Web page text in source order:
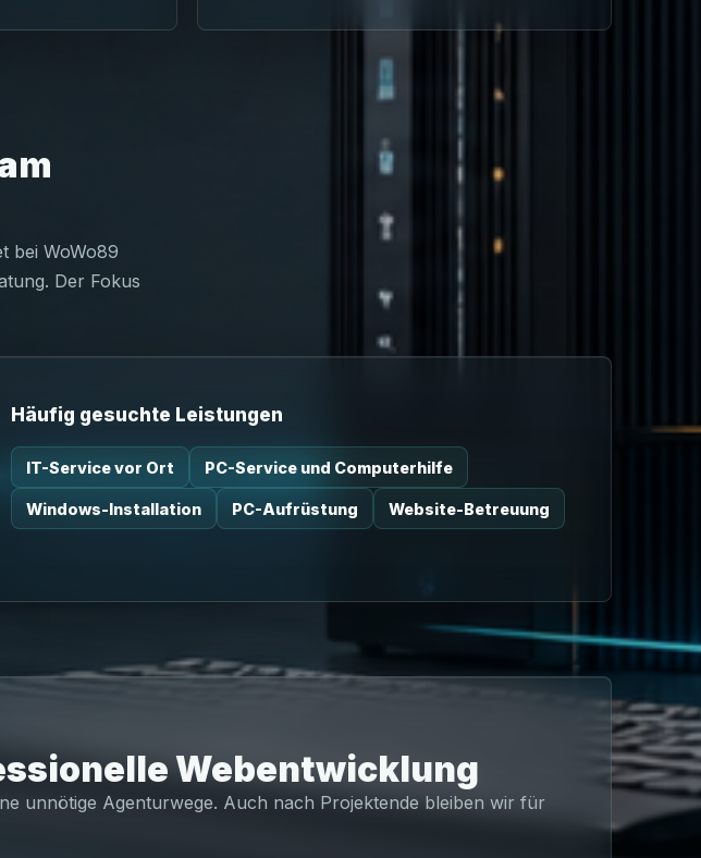
bei WoWo89
Der Fokus
Häufig gesuchte Leistungen
IT-Service vor Ort PC-Service und Computerhilfe
Windows-Installation PC-Aufrüstung Website-Betreuung
Webentwicklung
unnötige Agenturwege. Auch nach Projektende bleiben wir für